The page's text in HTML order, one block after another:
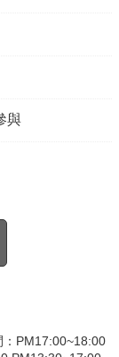
與
PM17:00~18:00